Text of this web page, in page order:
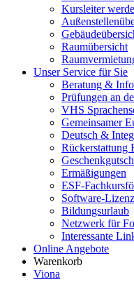
Kursleiter
Raumübersicht
Unser Service für Sie
Beratung &
Prüfungen an
VHS
Gemeinsamer
Deutsch &
Rückerstattung
Ermäßigungen
ESF-
Software-
Bildungsurlaub
Netzwerk für
Interessante
Online Angebote
Warenkorb
Viona